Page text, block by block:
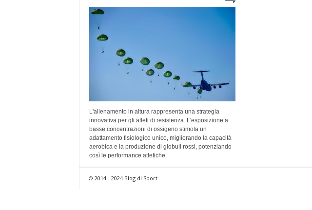
L'allenamento in altura rappresenta una strategia
innovativa per gli atleti di resistenza. L'esposizione a
basse concentrazioni di ossigeno stimola un
adattamento fisiologico unico, migliorando la capacità
aerobica e la produzione di globuli rossi, potenziando
così le performance atletiche.
© 2014 - 2024 Blog di Sport